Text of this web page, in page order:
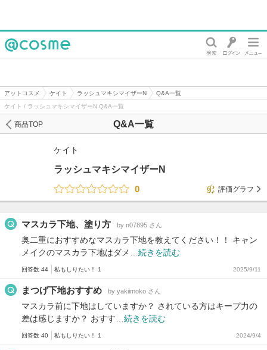
アットコスメ ケイト ラッシュマキシマイザーN
Q&A一覧
ケイト / ラッシュマキシマイザーN Q&A一覧
Q&A一覧
商品TOP
ケイト
ラッシュマキシマイザーN
0
評価グラフ
マスカラ下地、塗り方 by n07895 さん
奥二重におすすめなマスカラ下地を教えてください！！ キャン
メイクのマスカラ下地はダメ… 続きを読む
回答数 44 私もしりたい！ 1 2025/9/11
まつげ下地おすすめ by yakiimoko さん
マスカラ前に下地はしていますか？ されている方はキープ力の
差は感じますか？ おすす… 続きを読む
回答数 40 私もしりたい！ 1 2024/9/4